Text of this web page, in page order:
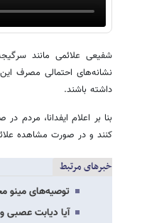
شفیعی علائمی مانند
نشانه‌های احتمالی مصرف
داشته باشند.
کنند و در صورت مشاهده علائم،
خبرهای مرتبط
توصیه‌های مینو
آیا دیابت عصبی